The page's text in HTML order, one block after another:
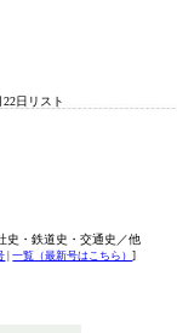
22日リスト
史・鉄道史・交通史／他
|一覧（最新号はこちら）]